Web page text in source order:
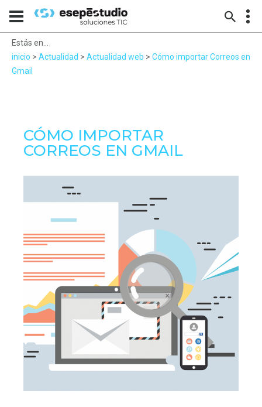
Estás en...
inicio > Actualidad > Actualidad web > Cómo importar Correos en
Gmail
CÓMO IMPORTAR
CORREOS EN GMAIL